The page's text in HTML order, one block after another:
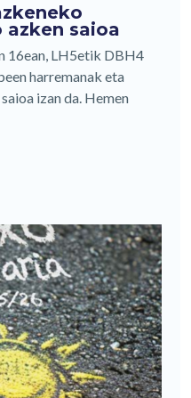
saioa
16ean, LH5etik DBH4
harremanak eta
izan da. Hemen